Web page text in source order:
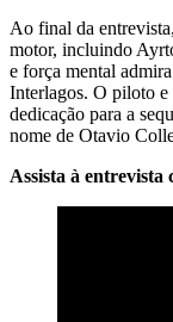
Ao final da
motor, incluindo
e força mental
Interlagos. O piloto e
dedicação para a
nome de Otavio
Assista à entrevista